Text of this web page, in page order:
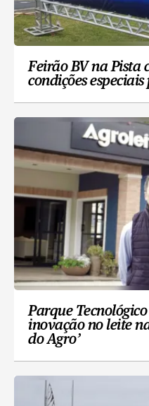
Feirão BV na Pista
condições
Parque
inovação no leite
do Agro’